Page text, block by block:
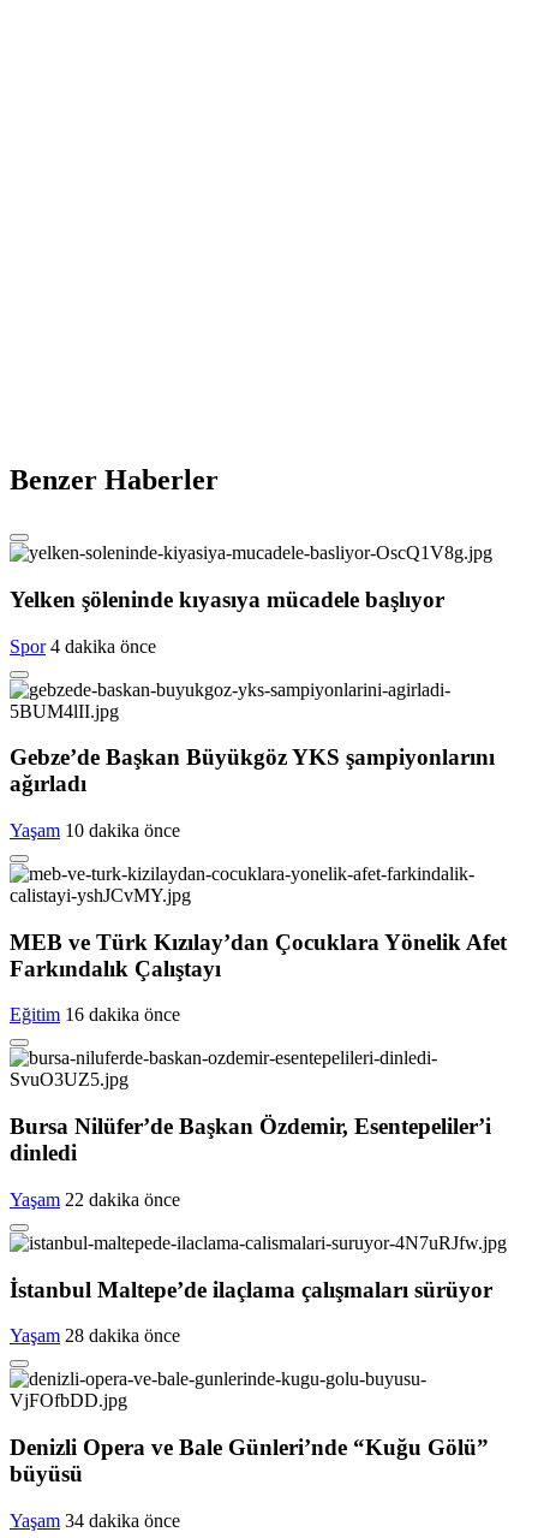
Benzer Haberler
Yelken şöleninde kıyasıya mücadele başlıyor
Spor 4 dakika önce
Gebze’de Başkan Büyükgöz YKS şampiyonlarını
ağırladı
Yaşam 10 dakika önce
MEB ve Türk Kızılay’dan Çocuklara Yönelik Afet
Farkındalık Çalıştayı
Eğitim 16 dakika önce
Bursa Nilüfer’de Başkan Özdemir, Esentepeliler’i
dinledi
Yaşam 22 dakika önce
İstanbul Maltepe’de ilaçlama çalışmaları sürüyor
Yaşam 28 dakika önce
Denizli Opera ve Bale Günleri’nde “Kuğu Gölü”
büyüsü
Yaşam 34 dakika önce